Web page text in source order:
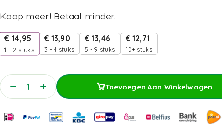
Koop meer! Betaal minder.
€ 14,95
1 - 2 stuks
€ 13,90
3 - 4 stuks
€ 13,46
5 - 9 stuks
€ 12,71
10+ stuks
Toevoegen Aan Winkelwagen
Toevoegen Aan Winkelwagen